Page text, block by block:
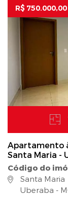
R$ 750.000,00
Apartamento
Santa Maria -
Código do
Santa Maria
Uberaba -